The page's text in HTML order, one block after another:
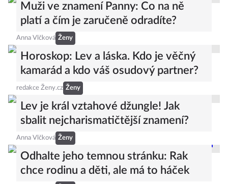
Muži ve znamení Panny: Co na ně
platí a čím je zaručeně odradíte?
Anna Vlčková Ženy
Horoskop: Lev a láska. Kdo je věčný
kamarád a kdo váš osudový partner?
redakce Ženy.cz Ženy
Lev je král vztahové džungle! Jak
sbalit nejcharismatičtější znamení?
Anna Vlčková Ženy
Odhalte jeho temnou stránku: Rak
chce rodinu a děti, ale má to háček